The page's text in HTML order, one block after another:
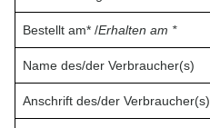
Bestellt am* /Erhalten am *
Name des/der Verbraucher(s)
Anschrift des/der Verbraucher(s)